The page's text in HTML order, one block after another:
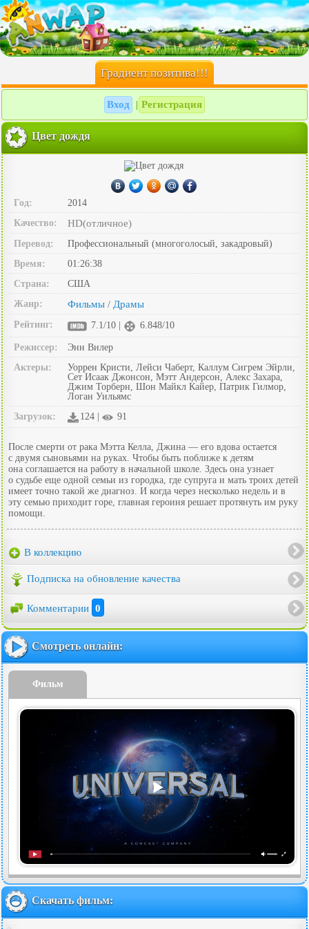
Градиент позитива!!!
Вход Регистрация
Цвет дождя
Год:
2014
Качество:
HD(отличное)
Перевод:
Профессиональный (многоголосый, закадровый)
Время:
01:26:38
Страна:
США
Жанр:
Фильмы / Драмы
Рейтинг: 7.1/10 | 6.848/10
Режиссер:
Энн Вилер
Актеры:
Уоррен Кристи, Лейси Чаберт, Каллум Сигрем Эйрли,
Сет Исаак Джонсон, Мэтт Андерсон, Алекс Захара,
Джим Торберн, Шон Майкл Кайер, Патрик Гилмор,
Логан Уильямс
Загрузок:
124 | 91
После смерти от рака Мэтта Келла, Джина — его вдова остается
с двумя сыновьями на руках. Чтобы быть поближе к детям
она соглашается на работу в начальной школе. Здесь она узнает
о судьбе еще одной семьи из городка, где супруга и мать троих детей
имеет точно такой же диагноз. И когда через несколько недель и в
эту семью приходит горе, главная героиня решает протянуть им руку
помощи.
В коллекцию
Подписка на обновление качества
Комментарии 0
Смотреть онлайн:
Фильм
Скачать фильм: